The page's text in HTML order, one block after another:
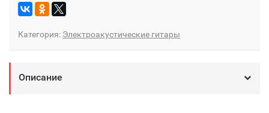
Категория: Электроакустические гитары
Описание